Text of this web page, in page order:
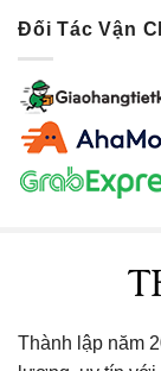
Đối Tác Vận
Thành lập năm